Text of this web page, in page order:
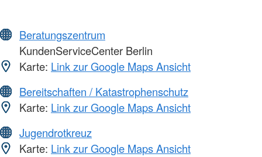
Beratungszentrum
KundenServiceCenter Berlin
Karte: Link zur Google Maps Ansicht
Bereitschaften / Katastrophenschutz
Karte: Link zur Google Maps Ansicht
Jugendrotkreuz
Karte: Link zur Google Maps Ansicht